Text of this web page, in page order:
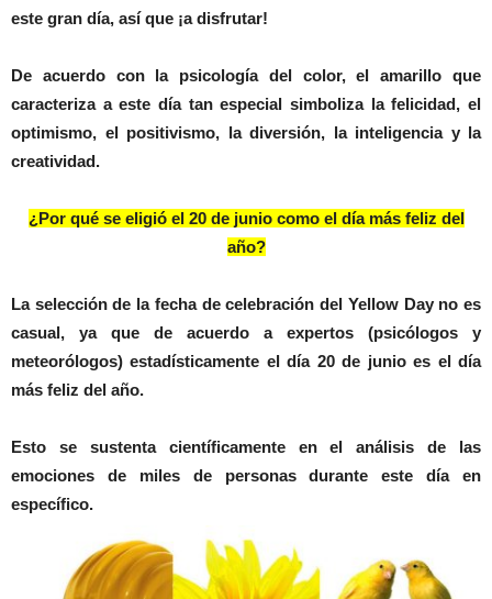
este gran día, así que ¡a disfrutar!
De acuerdo con la psicología del color, el amarillo que
caracteriza a este día tan especial simboliza la felicidad, el
optimismo, el positivismo, la diversión, la inteligencia y la
creatividad.
¿Por qué se eligió el 20 de junio como el día más feliz del
año?
La selección de la fecha de celebración del Yellow Day no es
casual, ya que de acuerdo a expertos (psicólogos y
meteorólogos) estadísticamente el día 20 de junio es el día
más feliz del año.
Esto se sustenta científicamente en el análisis de las
emociones de miles de personas durante este día en
específico.